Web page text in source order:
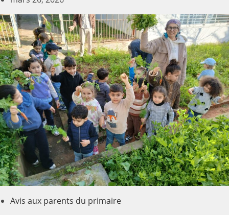
Avis aux parents du primaire